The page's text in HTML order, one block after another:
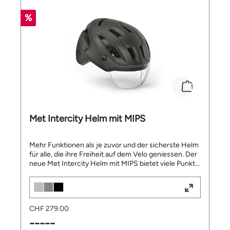
Verstellbares Visier Grössen: S (52-56 cm), M (56-58
cm), L (58-61 cm) Lieferumfang: 1 x MET Helm
Terranova mit MIPS
%
Met Intercity Helm mit MIPS
Mehr Funktionen als je zuvor und der sicherste Helm
für alle, die ihre Freiheit auf dem Velo geniessen. Der
neue Met Intercity Helm mit MIPS bietet viele Punkt
Visier schützt zuverlässig vor Wind, Staub und
Insekten während der Fahrt auf dem E-Bike. Der
Intercity Mips ist NTA 8776-zertifiziert. Die NTA-
Zertifizierung ist der weltweit erste
CHF 279.00
-----